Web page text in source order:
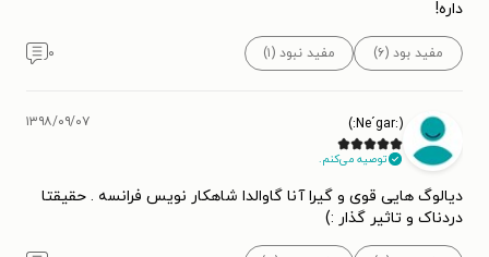
داره!
مفید بود (۶) مفید نبود (۱) ۰
(:Ne´gar:)
توصیه می‌کنم.
۱۳۹۸/۰۹/۰۷
دیالوگ هایی قوی و گیرا آنا گاوالدا شاهکار نویس فرانسه . حقیقتا
دردناک و تاثیر گذار :)